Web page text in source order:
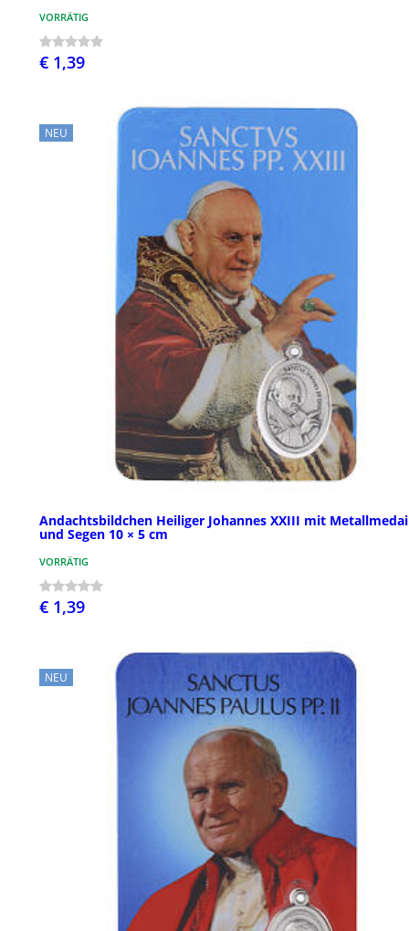
VORRÄTIG
€ 1,39
NEU
Andachtsbildchen Heiliger Johannes XXIII mit
und Segen 10 × 5 cm
VORRÄTIG
€ 1,39
NEU